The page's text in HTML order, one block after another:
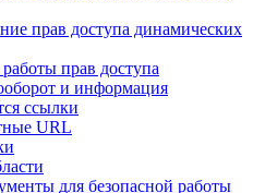
прав доступа динамических
прав доступа
и информация
ссылки
URL
для безопасной работы